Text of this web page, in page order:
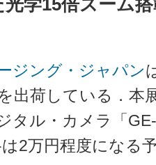
学15倍ズーム
ジング・ジャパン
出荷している．本
タル・カメラ「
2万円程度になる